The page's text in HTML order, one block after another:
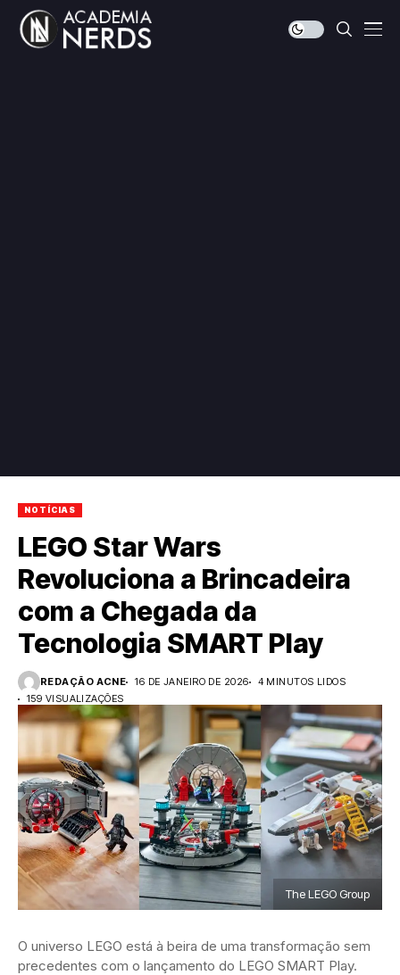
NOTÍCIAS
LEGO Star Wars
Revoluciona a Brincadeira
com a Chegada da
Tecnologia SMART Play
REDAÇÃO ACNE 16 DE JANEIRO DE 2026
4 MINUTOS LIDOS
159 VISUALIZAÇÕES
The LEGO Group
O universo LEGO está à beira de uma transformação sem
precedentes com o lançamento do LEGO SMART Play.